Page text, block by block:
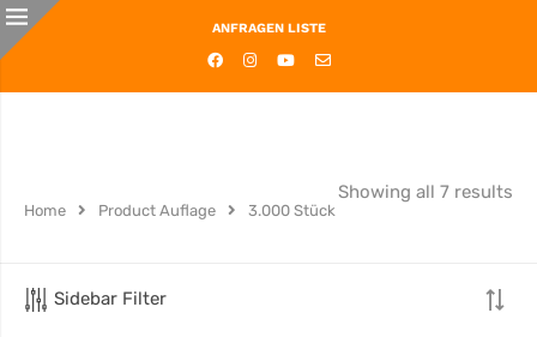
ANFRAGEN LISTE
Home Product Auflage 3.000 Stück
Showing all 7 results
Sidebar Filter